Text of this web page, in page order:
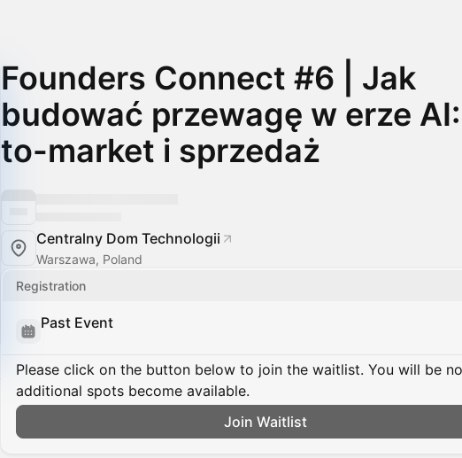
Founders Connect #6 | Jak
budować przewagę w erze
to-market i sprzedaż
Centralny Dom Technologii
Warszawa, Poland
Registration
Past Event
Please click on the button below to join the waitlist. You will be
additional spots become available.
Join Waitlist